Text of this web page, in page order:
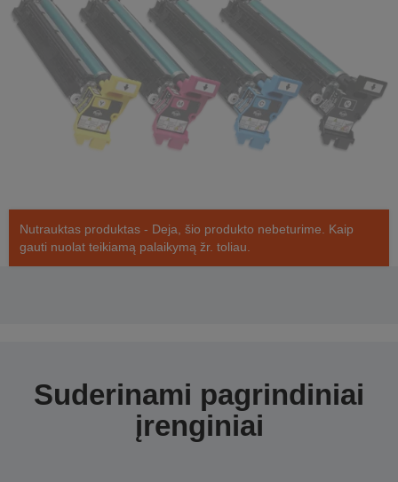
Nutrauktas produktas - Deja, šio produkto nebeturime. Kaip
gauti nuolat teikiamą palaikymą žr. toliau.
Suderinami pagrindiniai
įrenginiai